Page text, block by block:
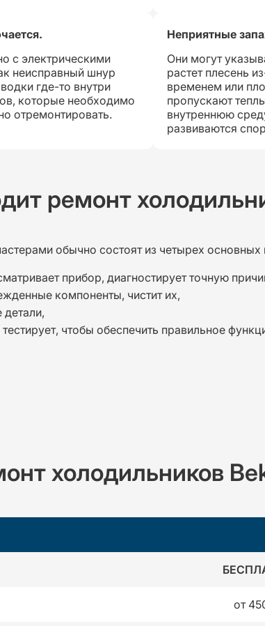
с электрическими
неисправный шнур
где-то внутри
которые необходимо
отремонтировать.
Неприятные
Они могут
растет плесень
временем или
пропускают
внутреннюю
развиваются
ремонт
обычно состоят из четырех основных
прибор, диагностирует точную
компоненты, чистит их,
чтобы обеспечить правильное
холодильников
от